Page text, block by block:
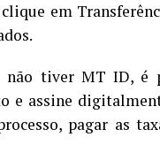
em
não tiver MT ID, é
e assine
pagar as